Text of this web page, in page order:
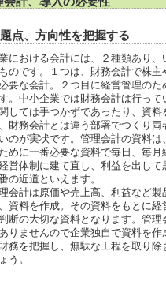
点、方向性を把握する
における会計には、２種類あり、
のです。１つは、財務会計で株
要な会計。２つ目に経営管理のた
。中小企業では財務会計は行っ
しては手つかずであったり、資
財務会計とは違う部署でつくり両
のが実状です。管理会計の資料は
めに一番必要な資料で毎日、毎
営体制に建て直し、利益を出し
の近道といえます。
会計は原価や売上高、利益など製
資料を作成。その資料をもとに
断の大切な資料となります。管
りませんので企業独自で資料を
務を把握し、無駄な工程を取り
う。